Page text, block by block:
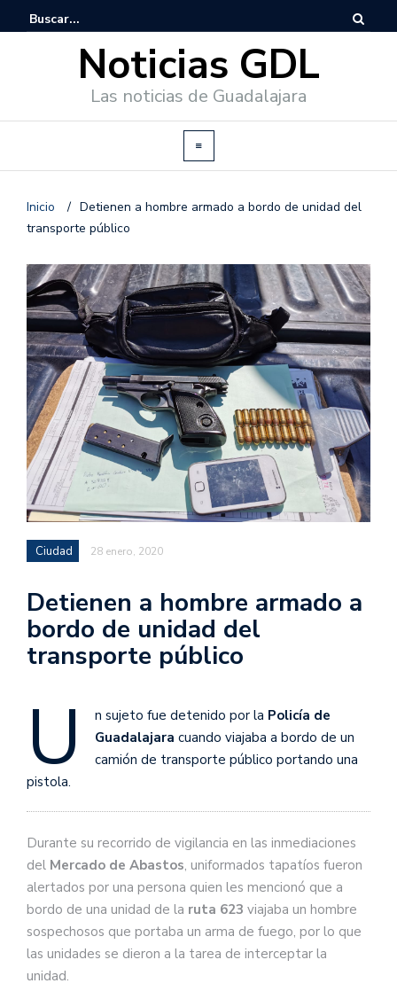
Noticias GDL
Las noticias de Guadalajara
Inicio / Detienen a hombre armado a bordo de unidad del
transporte público
Ciudad 28 enero, 2020
Detienen a hombre armado a
bordo de unidad del
transporte público
U n sujeto fue detenido por la Policía de
Guadalajara cuando viajaba a bordo de un
camión de transporte público portando una
pistola.
Durante su recorrido de vigilancia en las inmediaciones
del Mercado de Abastos, uniformados tapatíos fueron
alertados por una persona quien les mencionó que a
bordo de una unidad de la ruta 623 viajaba un hombre
sospechosos que portaba un arma de fuego, por lo que
las unidades se dieron a la tarea de interceptar la
unidad.